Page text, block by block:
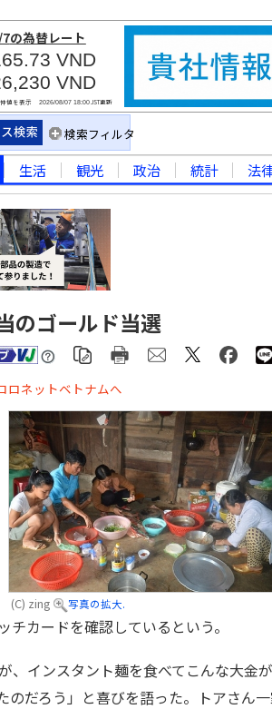
の為替レート
VND
VND
値を表示 2026/08/07 18:00JST更新
検索フィルタ
生活 観光 政治 統計 法
のゴールド当選
ロネットベトナムへ
(C) zing 写真の拡大.
カードを確認しているという。
インスタント麺を食べてこんな大金
のだろう」と喜びを語った。トアさん